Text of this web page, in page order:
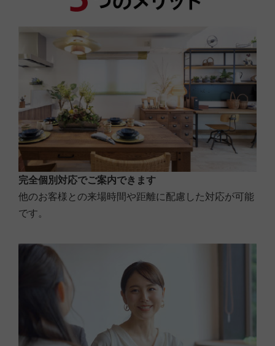
完全個別対応でご案内できます
他のお客様との来場時間や距離に配慮した対応が可能
です。
4.立地が希望条件にあっている
5.間取り・プランが良い
6.水回り(キッチン、お風呂、洗面、トイレ等)の
仕様が良さそう
7.断熱・気密に優れている
8.耐震性に優れている
9.アフターサービス・保証が充実している
10.希望の入居時期に間に合いそう
11.その他
■問６.上記のうち、特に重視している上位３項目を番号で教え
てください。